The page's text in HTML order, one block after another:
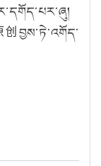
创བྱས་ཏེ་འགོད་